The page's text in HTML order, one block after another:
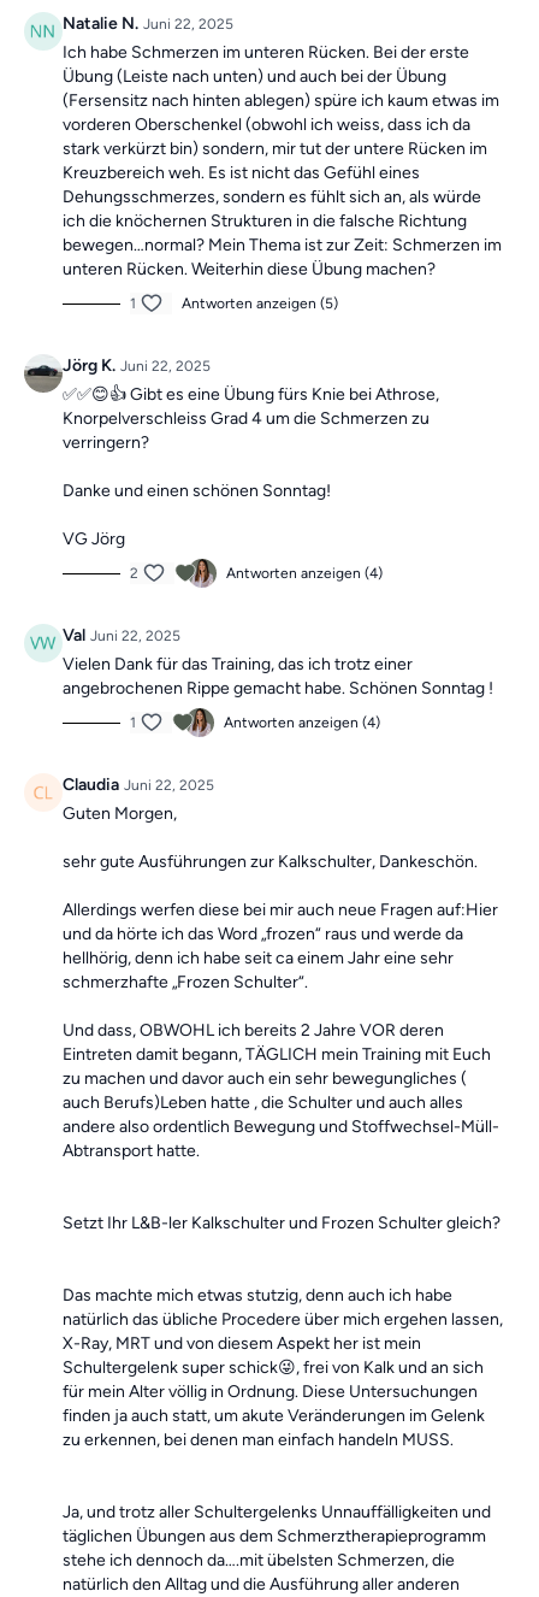
Die Übungen kombinieren Elemente eines Ganzkörpertrainings
mit wechselnden Schwerpunkten und können dir dabei helfen,
deineBeweglichkeit zu verbessernundBeschwerden aktiv
entgegenzuwirken.
Mach dir keine Sorgen, falls du mal einen Tag verpasst, denn die
Übungseinheiten sind unabhängig voneinander. In der Kategorie
“Vergangene Trainings des Tages” findest du jederzeit
vergangen Einheiten.
Natalie N. Juni 22, 2025
Ich habe Schmerzen im unteren Rücken. Bei der erste
Übung (Leiste nach unten) und auch bei der Übung
(Fersensitz nach hinten ablegen) spüre ich kaum etwas im
vorderen Oberschenkel (obwohl ich weiss, dass ich da
stark verkürzt bin) sondern, mir tut der untere Rücken im
Kreuzbereich weh. Es ist nicht das Gefühl eines
Dehungsschmerzes, sondern es fühlt sich an, als würde
ich die knöchernen Strukturen in die falsche Richtung
bewegen…normal? Mein Thema ist zur Zeit: Schmerzen im
unteren Rücken. Weiterhin diese Übung machen?
1 Antworten anzeigen (5)
Jörg K. Juni 22, 2025
✅✅😊👍 Gibt es eine Übung fürs Knie bei Athrose,
Knorpelverschleiss Grad 4 um die Schmerzen zu
verringern?
Danke und einen schönen Sonntag!
VG Jörg
2 Antworten anzeigen (4)
Val Juni 22, 2025
Vielen Dank für das Training, das ich trotz einer
angebrochenen Rippe gemacht habe. Schönen Sonntag !
1 Antworten anzeigen (4)
Claudia Juni 22, 2025
Guten Morgen,
sehr gute Ausführungen zur Kalkschulter, Dankeschön.
Allerdings werfen diese bei mir auch neue Fragen auf:Hier
und da hörte ich das Word „frozen“ raus und werde da
hellhörig, denn ich habe seit ca einem Jahr eine sehr
schmerzhafte „Frozen Schulter“.
Und dass, OBWOHL ich bereits 2 Jahre VOR deren
Eintreten damit begann, TÄGLICH mein Training mit Euch
zu machen und davor auch ein sehr bewegungliches (
auch Berufs)Leben hatte , die Schulter und auch alles
andere also ordentlich Bewegung und Stoffwechsel-Müll-
Abtransport hatte.
Setzt Ihr L&B-ler Kalkschulter und Frozen Schulter gleich?
Das machte mich etwas stutzig, denn auch ich habe
natürlich das übliche Procedere über mich ergehen lassen,
X-Ray, MRT und von diesem Aspekt her ist mein
Schultergelenk super schick😜, frei von Kalk und an sich
für mein Alter völlig in Ordnung. Diese Untersuchungen
finden ja auch statt, um akute Veränderungen im Gelenk
zu erkennen, bei denen man einfach handeln MUSS.
Ja, und trotz aller Schultergelenks Unnauffälligkeiten und
täglichen Übungen aus dem Schmerztherapieprogramm
stehe ich dennoch da….mit übelsten Schmerzen, die
natürlich den Alltag und die Ausführung aller anderen